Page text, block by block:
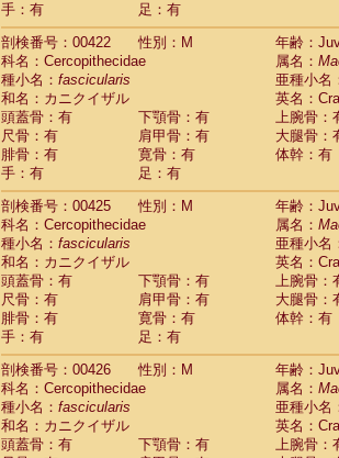
手：有
足：有
剖検番号：00422
性別：M
年齢：
科名：Cercopithecidae
属名：
種小名： fascicularis
亜種小名
和名：カニクイザル
英名：
頭蓋骨：有
下顎骨：有
上腕骨：
尺骨：有
肩甲骨：有
大腿骨：
腓骨：有
寛骨：有
体幹：有
手：有
足：有
剖検番号：00425
性別：M
年齢：
科名：Cercopithecidae
属名：
種小名： fascicularis
亜種小名
和名：カニクイザル
英名：
頭蓋骨：有
下顎骨：有
上腕骨：
尺骨：有
肩甲骨：有
大腿骨：
腓骨：有
寛骨：有
体幹：有
手：有
足：有
剖検番号：00426
性別：M
年齢：
科名：Cercopithecidae
属名：
種小名： fascicularis
亜種小名
和名：カニクイザル
英名：
頭蓋骨：有
下顎骨：有
上腕骨：